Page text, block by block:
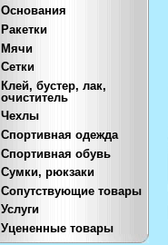
Основания
Ракетки
Мячи
Сетки
Клей, бустер, лак,
очиститель
Чехлы
Спортивная одежда
Спортивная обувь
Сумки, рюкзаки
Сопутствующие товары
Услуги
Уцененные товары